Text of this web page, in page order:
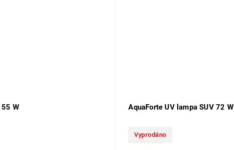
55 W AquaForte UV lampa SUV 72 W
Vyprodáno